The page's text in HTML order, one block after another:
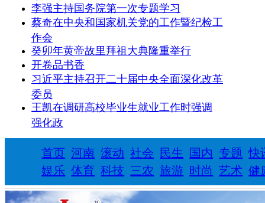
李强主持国务院第一次专题学习
蔡奇在中央和国家机关党的工作暨纪检工
作会
癸卯年黄帝故里拜祖大典隆重举行
开卷品书香
习近平主持召开二十届中央全面深化改革
委员
王凯在调研高校毕业生就业工作时强调
强化政
首页 河南 滚动 社会 民生 国内 专题 快
娱乐 体育 科技 三农 旅游 时尚 艺术 健